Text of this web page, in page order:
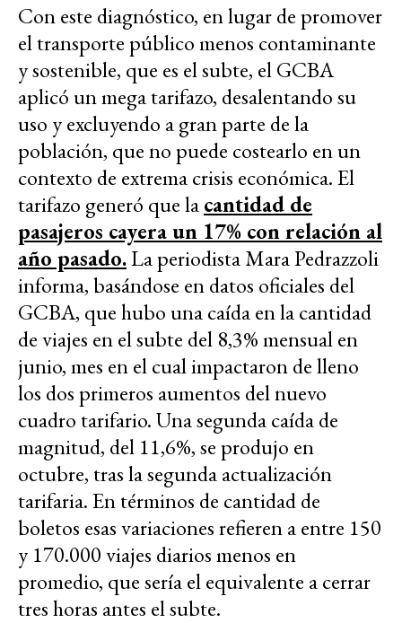
Con este diagnóstico, en lugar de promover
el transporte público menos contaminante
y sostenible, que es el subte, el GCBA
aplicó un mega tarifazo, desalentando su
uso y excluyendo a gran parte de la
población, que no puede costearlo en un
contexto de extrema crisis económica. El
tarifazo generó que lacantidad de
pasajeros cayera un 17% con relación al
año pasado.La periodista Mara Pedrazzoli
informa, basándose en datos oficiales del
GCBA, que hubo una caída en la cantidad
de viajes en el subte del 8,3% mensual en
junio, mes en el cual impactaron de lleno
los dos primeros aumentos del nuevo
cuadro tarifario. Una segunda caída de
magnitud, del 11,6%, se produjo en
octubre, tras la segunda actualización
tarifaria. En términos de cantidad de
boletos esas variaciones refieren a entre 150
y 170.000 viajes diarios menos en
promedio, que sería el equivalente a cerrar
tres horas antes el subte.